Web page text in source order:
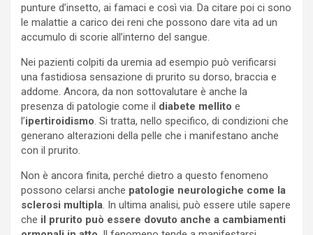
punture d’insetto, ai famaci e così via. Da citare poi ci sono
le malattie a carico dei reni che possono dare vita ad un
accumulo di scorie all’interno del sangue.
Nei pazienti colpiti da uremia ad esempio può verificarsi
una fastidiosa sensazione di prurito su dorso, braccia e
addome. Ancora, da non sottovalutare è anche la
presenza di patologie come il diabete mellito e
l’ipertiroidismo. Si tratta, nello specifico, di condizioni che
generano alterazioni della pelle che i manifestano anche
con il prurito.
Non è ancora finita, perché dietro a questo fenomeno
possono celarsi anche patologie neurologiche come la
sclerosi multipla. In ultima analisi, può essere utile sapere
che il prurito può essere dovuto anche a cambiamenti